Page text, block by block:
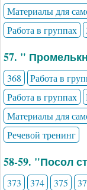
Материалы для
Работа в группах
57. "
368 Работа в
Работа в группах
Материалы для
Речевой тренинг
58-59. "Посол
373 374 375